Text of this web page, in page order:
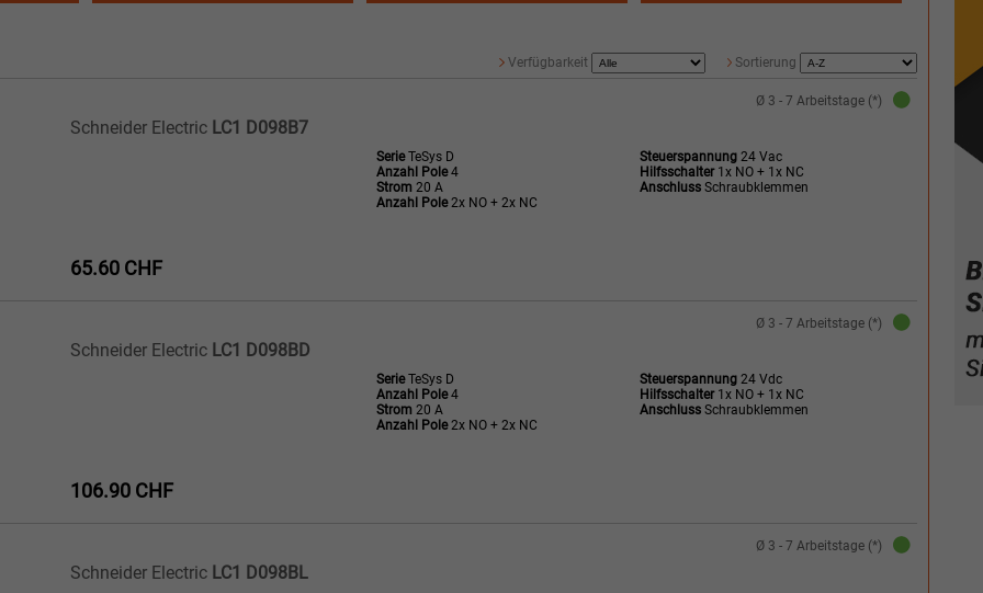
Sortierung
Verfügbarkeit
Ø 3 - 7 Arbeitstage (*)
Schneider Electric LC1 D098B7
SerieTeSys D
Anzahl Pole4
Strom 20 A
Anzahl Pole2x NO + 2x NC
Steuerspannung 24 Vac
Hilfsschalter1x NO + 1x NC
Anschluss Schraubklemmen
65.60 CHF
Ø 3 - 7 Arbeitstage (*)
Schneider Electric LC1 D098BD
SerieTeSys D
Anzahl Pole4
Strom 20 A
Anzahl Pole2x NO + 2x NC
Steuerspannung 24 Vdc
Hilfsschalter1x NO + 1x NC
Anschluss Schraubklemmen
106.90 CHF
Ø 3 - 7 Arbeitstage (*)
Schneider Electric LC1 D098BL